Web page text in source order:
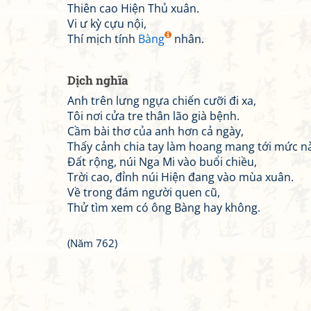
Thiên cao Hiện Thủ xuân.
Vi ư kỳ cựu nội,
Thí mịch tính Bàng nhân.
Dịch nghĩa
Anh trên lưng ngựa chiến cưỡi đi xa,
Tôi nơi cửa tre thân lão già bệnh.
Cầm bài thơ của anh hơn cả ngày,
Thấy cảnh chia tay làm hoang mang tới mức
Đất rộng, núi Nga Mi vào buổi chiều,
Trời cao, đỉnh núi Hiện đang vào mùa xuân.
Về trong đám người quen cũ,
Thử tìm xem có ông Bàng hay không.
(Năm 762)